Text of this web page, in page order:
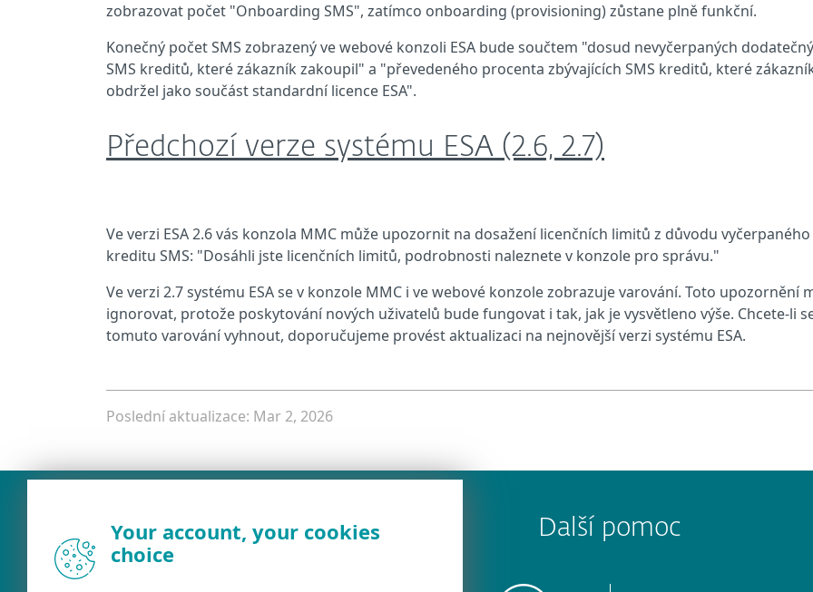
zobrazovat počet "Onboarding SMS", zatímco onboarding (provisioning) zůstane plně funkční.
Konečný počet SMS zobrazený ve webové konzoli ESA bude součtem "dosud nevyčerpaných
SMS kreditů, které zákazník zakoupil" a "převedeného procenta zbývajících SMS kreditů, které
obdržel jako součást standardní licence ESA".
Předchozí verze systému ESA (2.6, 2.7)
Ve verzi ESA 2.6 vás konzola MMC může upozornit na dosažení licenčních limitů z důvodu vyčerpaného
kreditu SMS: "Dosáhli jste licenčních limitů, podrobnosti naleznete v konzole pro správu."
Ve verzi 2.7 systému ESA se v konzole MMC i ve webové konzole zobrazuje varování. Toto upozornění
ignorovat, protože poskytování nových uživatelů bude fungovat i tak, jak je vysvětleno výše. Chcete-li
tomuto varování vyhnout, doporučujeme provést aktualizaci na nejnovější verzi systému ESA.
Poslední aktualizace: Mar 2, 2026
Další pomoc
Your account, your cookies
choice